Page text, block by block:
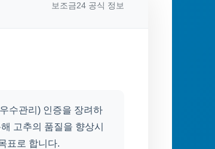
보조금24 공식 정보
수관리) 인증을 장려하
고추의 품질을 향상시
표로 합니다.